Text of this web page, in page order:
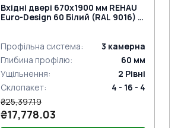
Вхідні двері 670x1900 мм REHAU
Euro-Design 60 Білий (RAL 9016) з
Профільна система: 3 камерна
Глибина профілю: 60 мм
Ущільнення: 2 Рівні
Склопакет:
4 - 16 - 4
₴25,397.19
₴17,778.03